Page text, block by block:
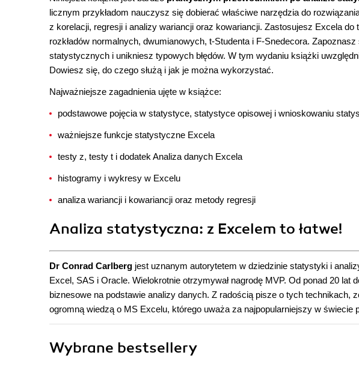
licznym przykładom nauczysz się dobierać właściwe narzędzia do
z korelacji, regresji i analizy wariancji oraz kowariancji. Zastosujesz Excela
rozkładów normalnych, dwumianowych, t-Studenta i F-Snedecora.
statystycznych i unikniesz typowych błędów. W tym wydaniu książki
Dowiesz się, do czego służą i jak je można wykorzystać.
Najważniejsze zagadnienia ujęte w książce:
podstawowe pojęcia w statystyce, statystyce opisowej i wnioskowaniu
ważniejsze funkcje statystyczne Excela
testy z, testy t i dodatek Analiza danych Excela
histogramy i wykresy w Excelu
analiza wariancji i kowariancji oraz metody regresji
Analiza statystyczna: z Excelem to łatwe!
Dr Conrad Carlberg jest uznanym autorytetem w dziedzinie statystyki i
Excel, SAS i Oracle. Wielokrotnie otrzymywał nagrodę MVP. Od ponad 20
biznesowe na podstawie analizy danych. Z radością pisze o tych technikach,
ogromną wiedzą o MS Excelu, którego uważa za najpopularniejszy w świecie
Wybrane bestsellery